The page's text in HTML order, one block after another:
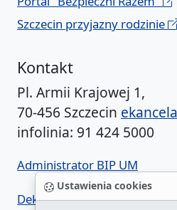
Ustawienia cookies
Szczecin przyjazny rodzinie
Kontakt
Pl. Armii Krajowej 1,
70-456 Szczecin
infolinia: 91 424 5000
Administrator BIP UM
Deklaracja dostępności